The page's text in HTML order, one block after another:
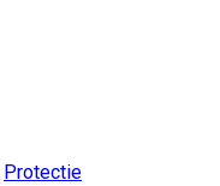
Protectie